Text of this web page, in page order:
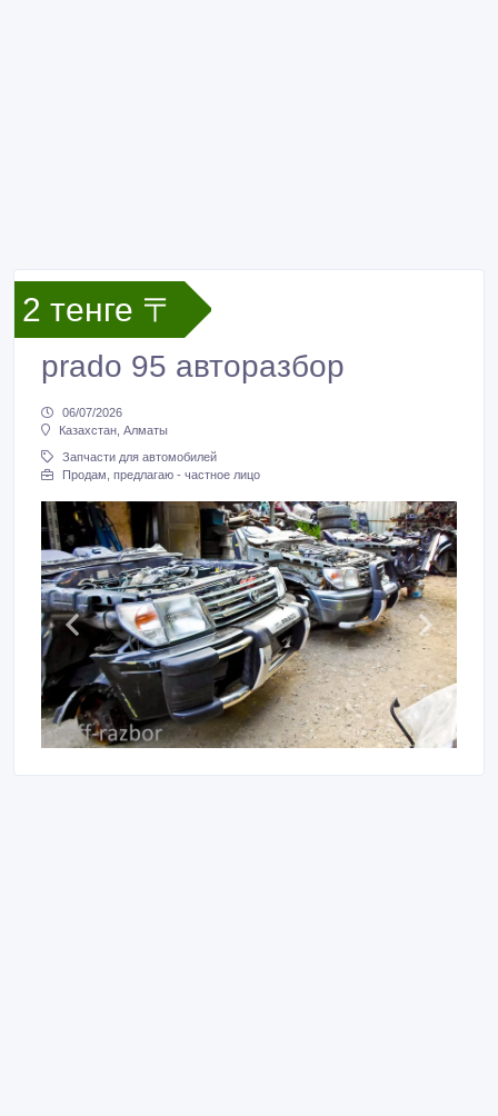
2 тенге 〒
prado 95 авторазбор
06/07/2026
Казахстан, Алматы
Запчасти для автомобилей
Продам, предлагаю - частное лицо